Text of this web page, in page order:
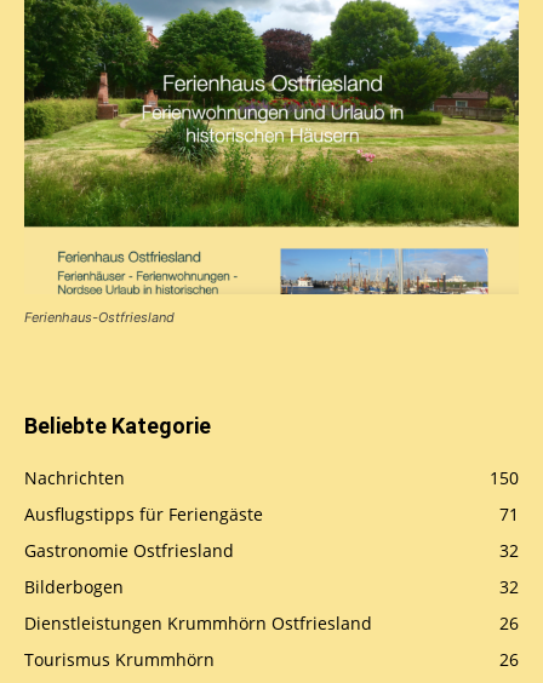
Ferienhaus-Ostfriesland
Beliebte Kategorie
Nachrichten
150
Ausflugstipps für Feriengäste
71
Gastronomie Ostfriesland
32
Bilderbogen
32
Dienstleistungen Krummhörn Ostfriesland
26
Tourismus Krummhörn
26